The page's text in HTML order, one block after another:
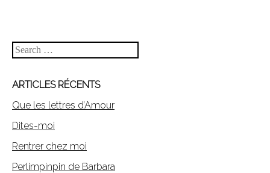
Search
ARTICLES RÉCENTS
Que les lettres d’Amour
Dites-moi
Rentrer chez moi
Perlimpinpin de Barbara